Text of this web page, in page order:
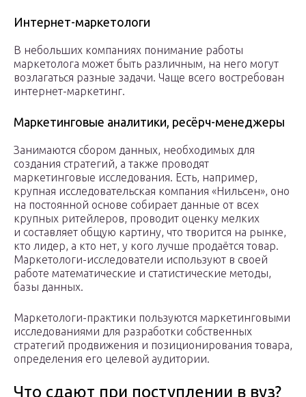
Интернет-маркетологи
В небольших компаниях понимание работы
маркетолога может быть различным, на него могут
возлагаться разные задачи. Чаще всего востребован
интернет-маркетинг.
Маркетинговые аналитики, ресёрч-менеджеры
Занимаются сбором данных, необходимых для
создания стратегий, а также проводят
маркетинговые исследования. Есть, например,
крупная исследовательская компания «Нильсен», оно
на постоянной основе собирает данные от всех
крупных ритейлеров, проводит оценку мелких
и составляет общую картину, что творится на рынке,
кто лидер, а кто нет, у кого лучше продаётся товар.
Маркетологи-исследователи используют в своей
работе математические и статистические методы,
базы данных.
Маркетологи-практики пользуются маркетинговыми
исследованиями для разработки собственных
стратегий продвижения и позиционирования товара,
определения его целевой аудитории.
Что сдают при поступлении в вуз?